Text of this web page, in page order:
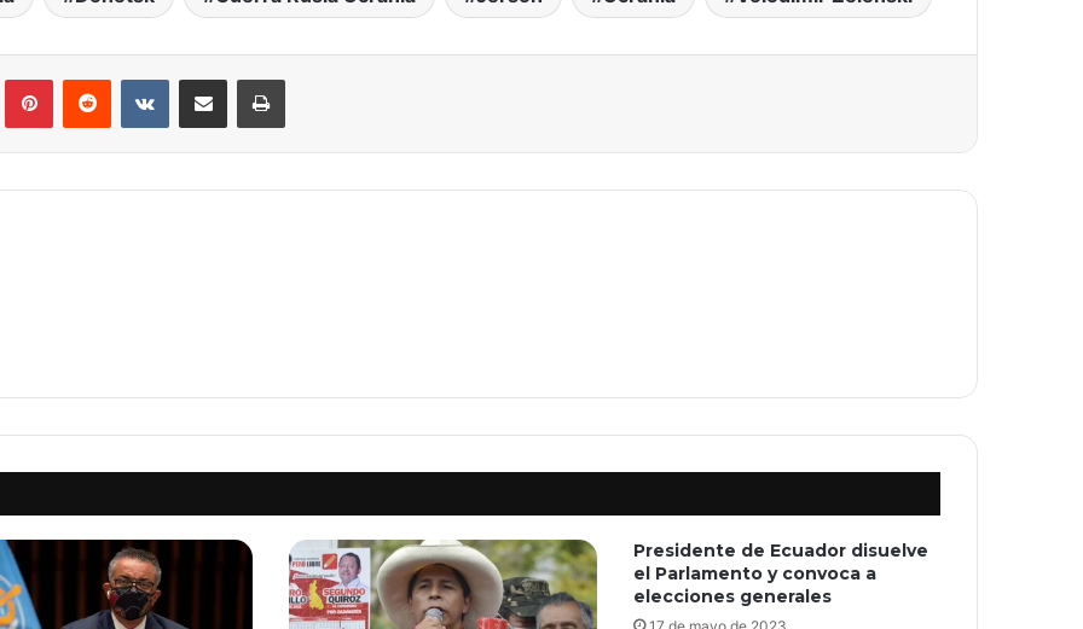
PinterestReddit VKontakteCompartir por correo electrónicoImprimir
Presidente de Ecuador disuelve
el Parlamento y convoca a
elecciones generales